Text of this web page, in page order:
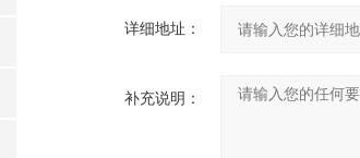
详细地址：
补充说明：